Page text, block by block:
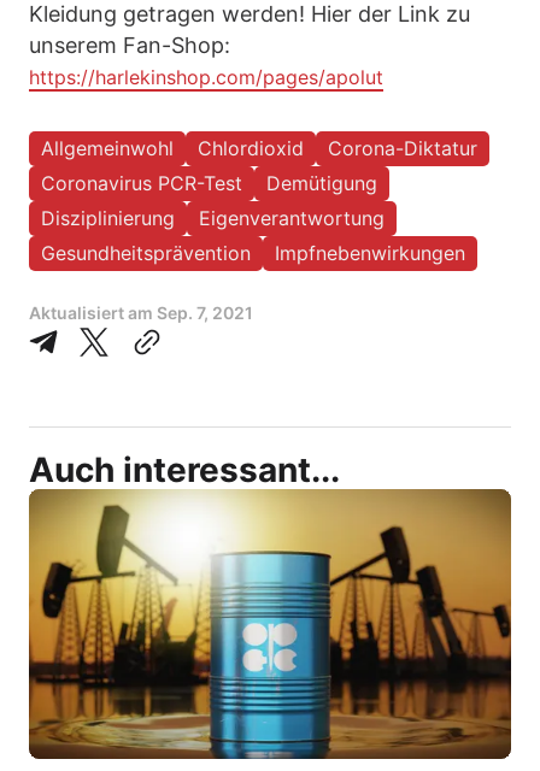
Kleidung getragen werden! Hier der Link zu
unserem Fan-Shop:
https://harlekinshop.com/pages/apolut
Allgemeinwohl Chlordioxid
Corona-Diktatur
Coronavirus PCR-Test
Demütigung
Disziplinierung
Eigenverantwortung
Gesundheitsprävention
Impfnebenwirkungen
Aktualisiert am Sep. 7, 2021
Auch interessant...